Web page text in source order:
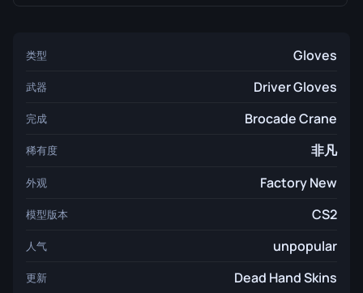
类型 Gloves
武器 Driver Gloves
完成 Brocade Crane
稀有度 非凡
外观 Factory New
模型版本 CS2
人气 unpopular
更新 Dead Hand Skins